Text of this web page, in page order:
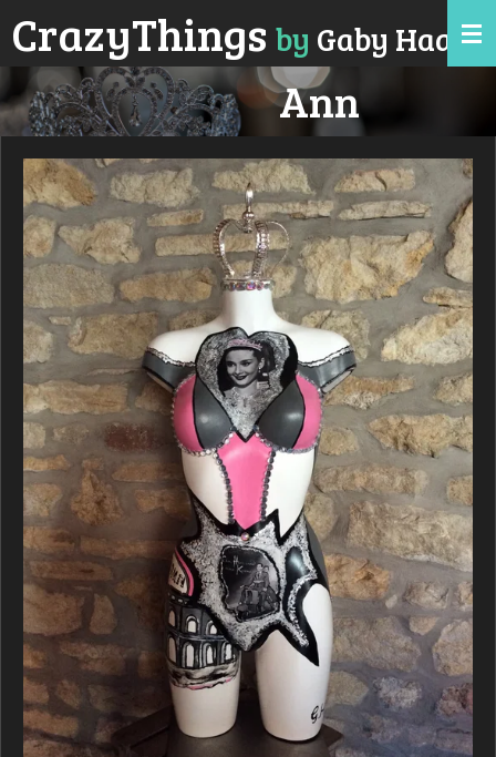
Zum
Hauptinhalt
CrazyThings by Gaby Haas
Ann